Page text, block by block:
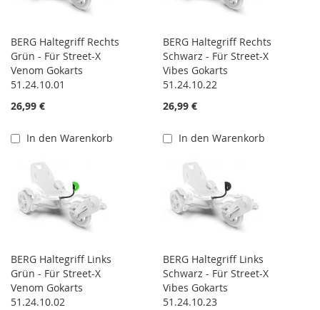
BERG Haltegriff Rechts
Grün - Für Street-X
Venom Gokarts
51.24.10.01
26,99 €
In den Warenkorb
BERG Haltegriff Rechts
Schwarz - Für Street-X
Vibes Gokarts
51.24.10.22
26,99 €
In den Warenkorb
BERG Haltegriff Links
Grün - Für Street-X
Venom Gokarts
51.24.10.02
BERG Haltegriff Links
Schwarz - Für Street-X
Vibes Gokarts
51.24.10.23